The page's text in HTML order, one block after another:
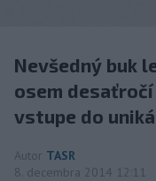
Nevšedný buk
osem
vstupe do
Autor TASR
8. decembra 2014 12:11